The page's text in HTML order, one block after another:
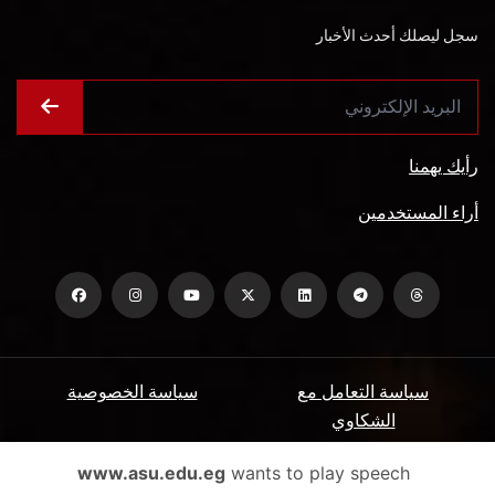
سجل ليصلك أحدث الأخبار
رأيك يهمنا
أراء المستخدمين
سياسة الخصوصية
سياسة التعامل مع
الشكاوي
الأسئلة الشائعة ميثاق المتعاملين www.asu.edu.egwants to play speech